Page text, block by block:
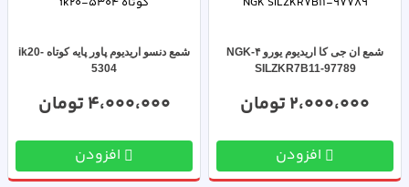
شمع ان جی کا اریدیوم یورو ۴-NGK
SILZKR7B11-97789
2،000،000 تومان
شمع دنسو اریدیوم پاور پایه کوتاه ik20-
5304
4،000،000 تومان